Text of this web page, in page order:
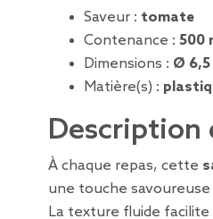
Saveur : tomate
Contenance : 500
Dimensions : Ø 6,5
Matière(s) :
Description
À chaque repas, cette
une touche
La texture fluide facilite